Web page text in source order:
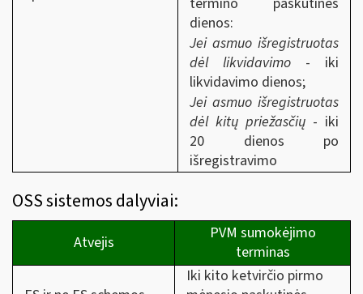
dienos:
Jei asmuo išregistruotas
dėl likvidavimo - iki
likvidavimo dienos;
Jei asmuo išregistruotas
dėl kitų priežasčių - iki
20 dienos po
išregistravimo
OSS sistemos dalyviai:
Atvejis
PVM sumokėjimo
terminas
Iki kito ketvirčio pirmo